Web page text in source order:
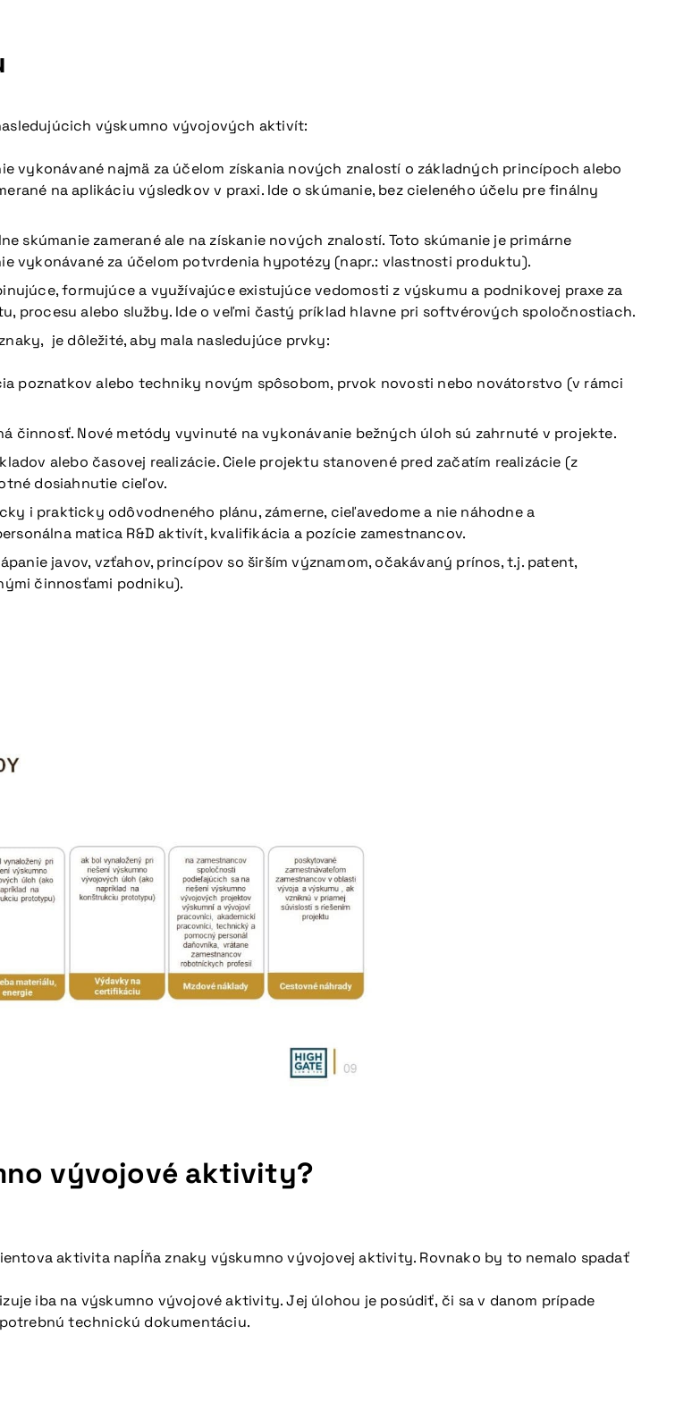
výskumno vývojových aktivít:
vykonávané najmä za účelom získania nových znalostí o základných princípoch alebo
na aplikáciu výsledkov v praxi. Ide o skúmanie, bez cieleného účelu pre finálny
skúmanie zamerané ale na získanie nových znalostí. Toto skúmanie je primárne
vykonávané za účelom potvrdenia hypotézy (napr.: vlastnosti produktu).
formujúce a využívajúce existujúce vedomosti z výskumu a podnikovej praxe za
procesu alebo služby. Ide o veľmi častý príklad hlavne pri softvérových spoločnostiach.
je dôležité, aby mala nasledujúce prvky:
poznatkov alebo techniky novým spôsobom, prvok novosti nebo novátorstvo (v rámci
činnosť. Nové metódy vyvinuté na vykonávanie bežných úloh sú zahrnuté v projekte.
alebo časovej realizácie. Ciele projektu stanovené pred začatím realizácie (z
dosiahnutie cieľov.
i prakticky odôvodneného plánu, zámerne, cieľavedome a nie náhodne a
matica R&D aktivít, kvalifikácia a pozície zamestnancov.
javov, vzťahov, princípov so širším významom, očakávaný prínos, t.j. patent,
činnosťami podniku).
vývojové aktivity?
aktivita napĺňa znaky výskumno vývojovej aktivity. Rovnako by to nemalo spadať
iba na výskumno vývojové aktivity. Jej úlohou je posúdiť, či sa v danom prípade
technickú dokumentáciu.